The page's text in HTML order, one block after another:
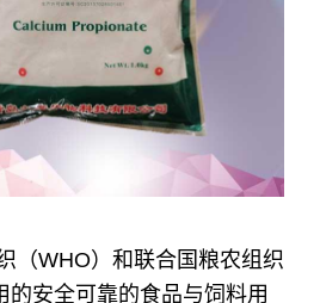
（WHO）和联合国粮农组织
的安全可靠的食品与饲料用